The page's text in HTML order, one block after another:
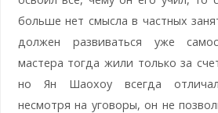
больше нет смысла в частных
должен развиваться уже
мастера тогда жили только за
но Ян Шаохоу всегда
несмотря на уговоры, он не